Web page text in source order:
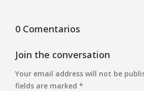
0 Comentarios
Join the conversation
Your email address will not be
fields are marked *